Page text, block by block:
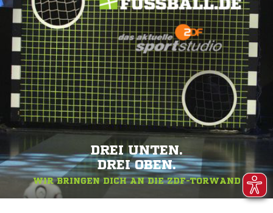
DREI UNTEN.
DREI OBEN.
WIR BRINGEN DICH AN DIE ZDF-TORWAND